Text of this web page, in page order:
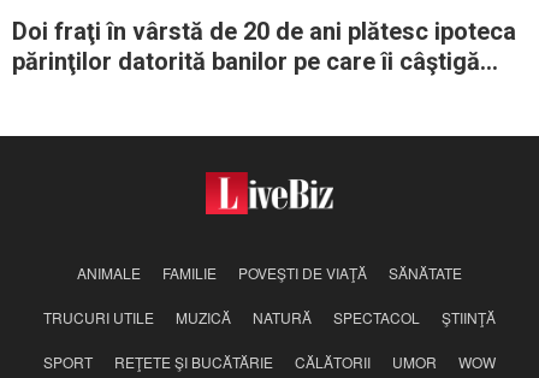
Doi fraţi în vârstă de 20 de ani plătesc ipoteca
părinţilor datorită banilor pe care îi câştigă
ANIMALE FAMILIE POVEŞTI DE VIAŢĂ SĂNĂTATE
TRUCURI UTILE MUZICĂ NATURĂ SPECTACOL ŞTIINŢĂ
SPORT REŢETE ŞI BUCĂTĂRIE CĂLĂTORII UMOR WOW